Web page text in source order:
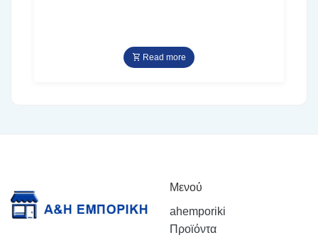
Read more
Μενού
ahemporiki
Προϊόντα